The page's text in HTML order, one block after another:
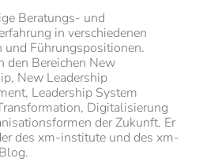
Beratungs- und
in verschiedenen
und Führungspositionen.
den Bereichen New
New Leadership
Leadership System
Digitalisierung
der Zukunft. Er
des xm-institute und des xm-